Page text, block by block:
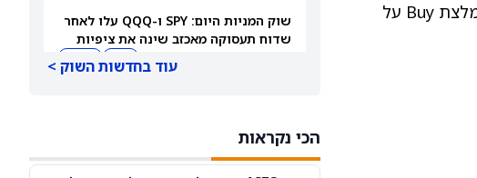
שוק המניות היום: SPY ו-QQQ עלו לאחר
שדוח תעסוקה מאכזב שינה את ציפיות
עוד בחדשות השוק >
הכי נקראות
של שלושה מייל (בארות אופקיות ארוכות יותר שיכולות לשפר את התפוקה). . . הפירמה משאירה המלצת Buy על